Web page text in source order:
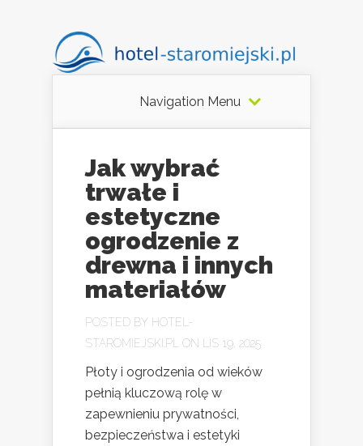
Navigation Menu
Jak wybrać
trwałe i
estetyczne
ogrodzenie z
drewna i innych
materiałów
POSTED BY HOTEL-
STAROMIEJSKI.PL
ON LIS 19, 2025
Płoty i ogrodzenia od wieków
pełnią kluczową rolę w
zapewnieniu prywatności,
bezpieczeństwa i estetyki